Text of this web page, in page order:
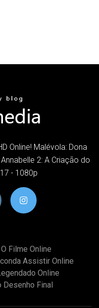
Online! Malévola: Dona
2: A Criação do
- 1080p
Filme Online
Assistir Online
Online
Desenho Final